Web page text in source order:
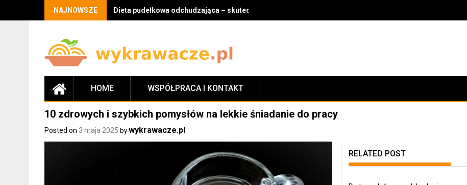
NAJNOWSZE Dieta pudełkowa odchudzająca – skuteczny sposób na zrzucenie wagi
HOME WSPÓŁPRACA I KONTAKT
10 zdrowych i szybkich pomysłów na lekkie śniadanie do pracy
Posted on 3 maja 2025 by wykrawacze.pl
RELATED POST